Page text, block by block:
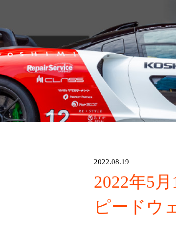
プ
2022.08.19
2022年5
ピードウ